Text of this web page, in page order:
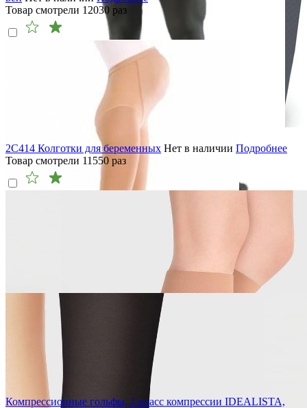
Товар смотрели 12030 раз
2C414 Колготки для беременных Нет в наличии Подробнее
Товар смотрели 11550 раз
Компрессионные гольфы, 1 класс компрессии IDEALISTA,